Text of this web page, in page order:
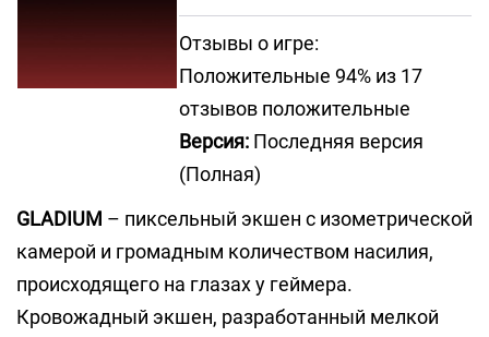
Отзывы о игре:
Положительные 94% из 17
отзывов положительные
Версия: Последняя версия
(Полная)
GLADIUM – пиксельный экшен с изометрической
камерой и громадным количеством насилия,
происходящего на глазах у геймера.
Кровожадный экшен, разработанный мелкой